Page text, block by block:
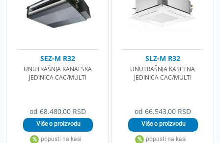
od 68.480,00 RSD
SEZ-M R32
UNUTRAŠNJA KANALSKA
JEDINICA CAC/MULTI
od 66.543,00 RSD
SLZ-M R32
UNUTRAŠNJA KASETNA
JEDINICA CAC/MULTI